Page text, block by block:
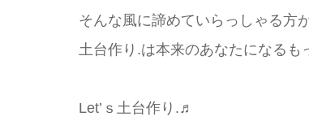
そんな風に諦めていらっしゃる方
土台作り.は本来のあなたになるも
Let’ｓ土台作り.♬